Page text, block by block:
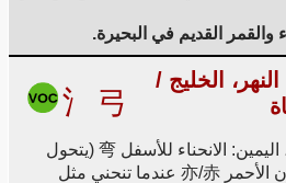
والقمر القديم في البحيرة.
الخليج /
氵 弓
اليسار: الماء 氵، اليمين: الانحناء للأسفل 弯 (يتحول
[الرأس] إلى اللون الأحمر 亦/赤 عندما تنحني مثل